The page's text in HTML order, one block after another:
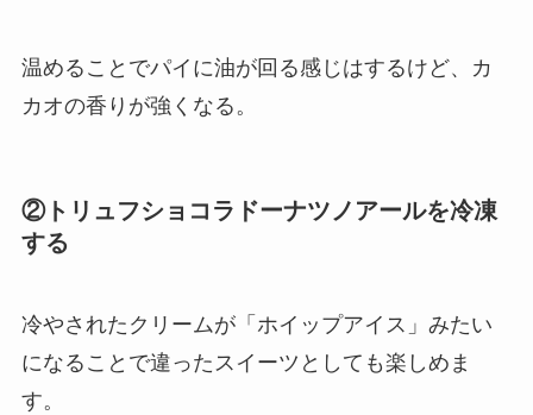
温めることでパイに油が回る感じはするけど、カ
カオの香りが強くなる。
②トリュフショコラドーナツノアールを冷凍
する
冷やされたクリームが「ホイップアイス」みたい
になることで違ったスイーツとしても楽しめま
す。